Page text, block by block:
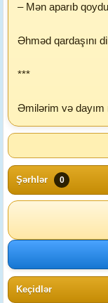
– Mən aparıb
Əhməd qardaşını
***
Əmilərim və dayım
Şərhlər 0
Keçidlər